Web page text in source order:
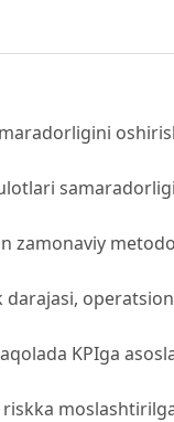
zamonaviy
KPIga